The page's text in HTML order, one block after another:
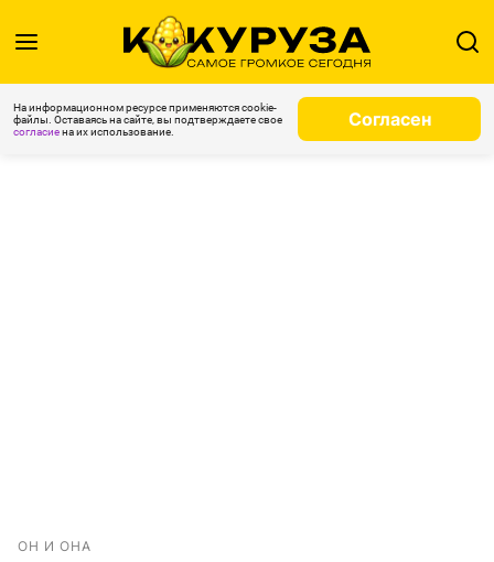
На информационном ресурсе применяются cookie-
файлы. Оставаясь на сайте, вы подтверждаете свое
согласиена их использование.
Согласен
ОН И ОНА